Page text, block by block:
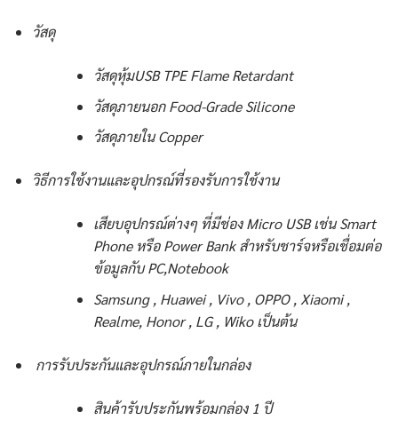
วัสดุ
วัสดุหุ้มUSB TPE Flame Retardant
วัสดุภายนอก Food-Grade Silicone
วัสดุภายใน Copper
วิธีการใช้งานและอุปกรณ์ที่รองรับการใช้งาน
เสียบอุปกรณ์ต่างๆ ที่มีช่อง Micro USB เช่น Smart
Phone หรือ Power Bank สำหรับชาร์จหรือเชื่อมต่อ
ข้อมูลกับ PC,Notebook
Samsung , Huawei , Vivo , OPPO , Xiaomi ,
Realme, Honor , LG , Wiko เป็นต้น
การรับประกันและอุปกรณ์ภายในกล่อง
สินค้ารับประกันพร้อมกล่อง 1 ปี